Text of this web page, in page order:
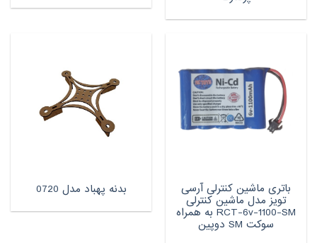
باتری ماشین کنترلی آرسی
تویز مدل ماشین کنترلی
RCT-6v-1100-SM به همراه
سوکت SM دوپین
بدنه پهباد مدل 0720